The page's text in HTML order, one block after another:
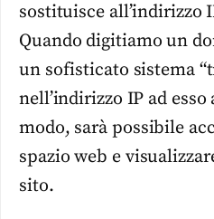
sostituisce all’indirizzo
Quando digitiamo un
un sofisticato sistema
nell’indirizzo IP ad
modo, sarà possibile
spazio web e
sito.